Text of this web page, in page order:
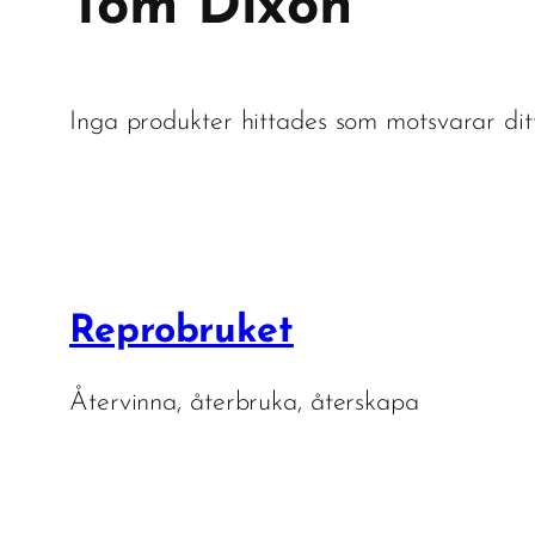
Inga produkter hittades som motsvarar
Reprobruket
Återvinna, återbruka, återskapa